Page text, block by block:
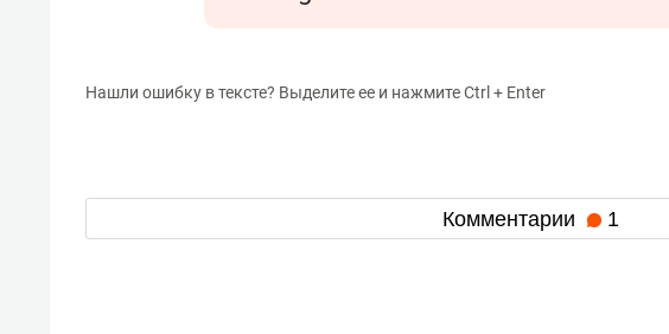
Нашли ошибку в тексте? Выделите ее и нажмите Ctrl + Enter
Комментарии 1